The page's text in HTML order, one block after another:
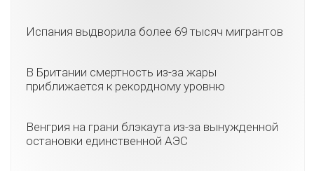
Испания выдворила более 69 тысяч мигрантов
В Британии смертность из-за жары
приближается к рекордному уровню
Венгрия на грани блэкаута из-за вынужденной
остановки единственной АЭС